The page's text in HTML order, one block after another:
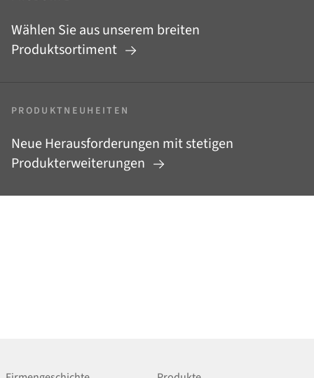
Wählen Sie aus unserem breiten
Produktsortiment
PRODUKTNEUHEITEN
Neue Herausforderungen mit stetigen
Produkterweiterungen